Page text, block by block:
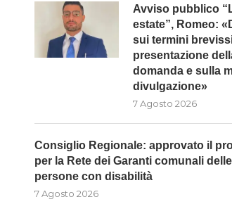
Avviso pubblico
estate”, Romeo:
sui termini
presentazione
domanda e sulla
divulgazione»
7 Agosto 2026
Consiglio Regionale: approvato il
per la Rete dei Garanti comunali delle
persone con disabilità
7 Agosto 2026